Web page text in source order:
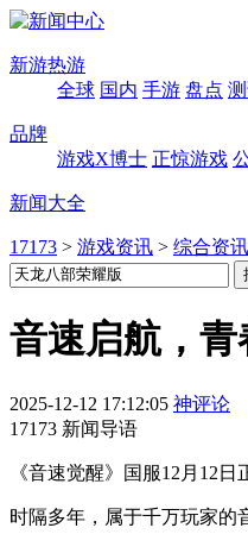
新游热游
全球 国内 手游 盘点
品牌
游戏X博士 正惊游戏
新闻大全
17173 > 游戏资讯 > 综合资讯
音速启航，
2025-12-12 17:12:05 神评论
17173 新闻导语
《音速觉醒》国服12月12
时隔多年，属于千万玩家的